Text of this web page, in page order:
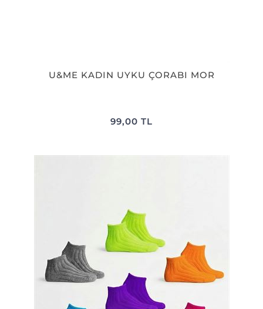
U&ME KADIN UYKU ÇORABI MOR
99,00 TL